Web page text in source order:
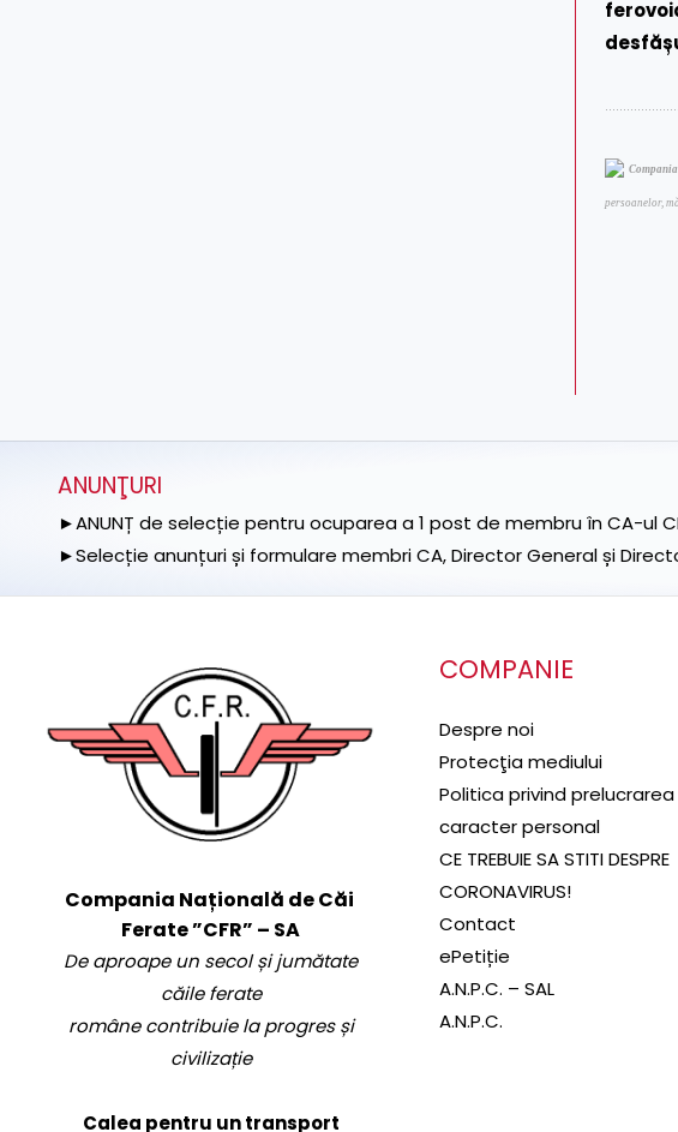
persoanelor,
ANUNŢURI
►ANUNȚ de selecție pentru ocuparea a 1 post de membru în CA-ul
►Selecție anunțuri și formulare membri CA, Director General și
Compania Națională de Căi
Ferate ”CFR” – SA
De aproape un secol și jumătate
căile ferate
române contribuie la progres și
civilizație
Calea pentru un transport
COMPANIE
Despre noi
Protecţia mediului
Politica privind
caracter personal
CE TREBUIE SA STITI DESPRE
CORONAVIRUS!
Contact
ePetiție
A.N.P.C. – SAL
A.N.P.C.